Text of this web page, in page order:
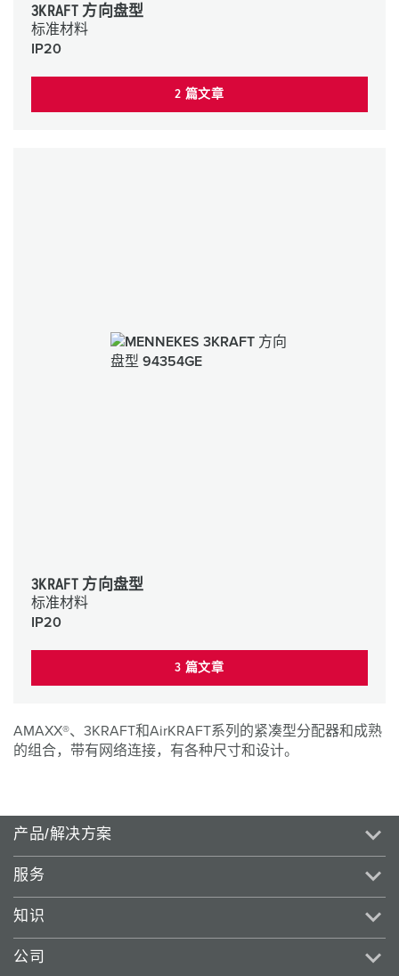
3KRAFT 方向盘型
标准材料
IP20
2 篇文章
3KRAFT 方向盘型
标准材料
IP20
3 篇文章
AMAXX®、3KRAFT和AirKRAFT系列的紧凑型分配器和成熟
的组合，带有网络连接，有各种尺寸和设计。
产品/解决方案
服务
知识
公司